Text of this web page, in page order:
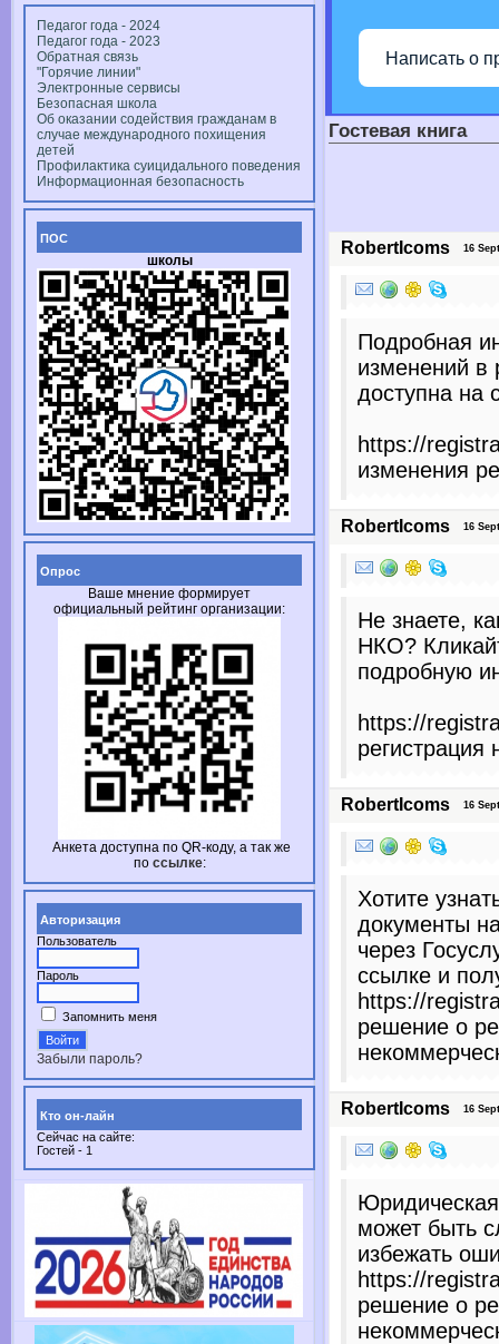
Педагог года - 2024
Педагог года - 2023
Обратная связь
"Горячие линии"
Электронные сервисы
Безопасная школа
Об оказании содействия гражданам в
случае международного похищения
детей
Профилактика суицидального поведения
Информационная безопасность
ПОС
школы
Опрос
Ваше мнение формирует
официальный рейтинг организации:
Анкета доступна по QR-коду, а так же
по ссылке:
Авторизация
Пользователь
Пароль
Запомнить меня
Забыли пароль?
Кто он-лайн
Сейчас на сайте:
Гостей - 1
Написать о
Гостевая книга
RobertIcoms 16
Подробная
изменений в
доступна на
https://
изменения
RobertIcoms 16
Не знаете,
НКО?
подробную
https://
регистрация
RobertIcoms 16
Хотите
документы
через
ссылке и
https://
решение о
RobertIcoms 16
может быть
избежать
https://
решение о